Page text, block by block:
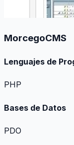
MorcegoCMS
Lenguajes de
PHP
Bases de Datos
PDO